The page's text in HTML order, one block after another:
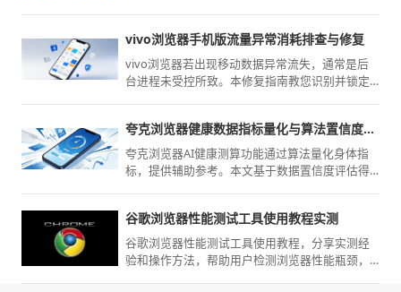
vivo浏览器手机版流量异常消耗排查与修复
vivo浏览器若出现移动数据异常流失，通常是后
台进程未受控所致。本修复指南教您识别并锁定
夸克浏览器健康数据指标量化与算法置信度评估结论
夸克浏览器AI健康测算功能通过算法量化身体指
标，提供辅助参考。本文基于数据置信度评估得
过科学方式获取专业诊疗。
谷歌浏览器性能测试工具使用教程实测
谷歌浏览器性能测试工具使用教程，分享实测经
验和操作方法，帮助用户检测浏览器性能瓶颈，